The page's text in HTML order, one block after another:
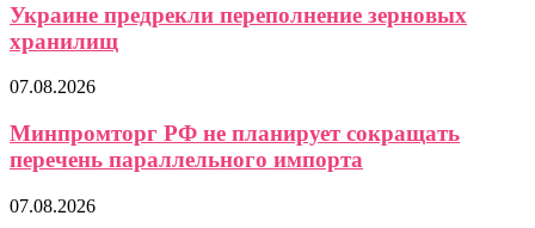
Украине предрекли переполнение зерновых
хранилищ
07.08.2026
Минпромторг РФ не планирует сокращать
перечень параллельного импорта
07.08.2026